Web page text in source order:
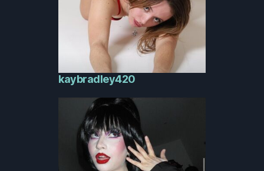
kaybradley420